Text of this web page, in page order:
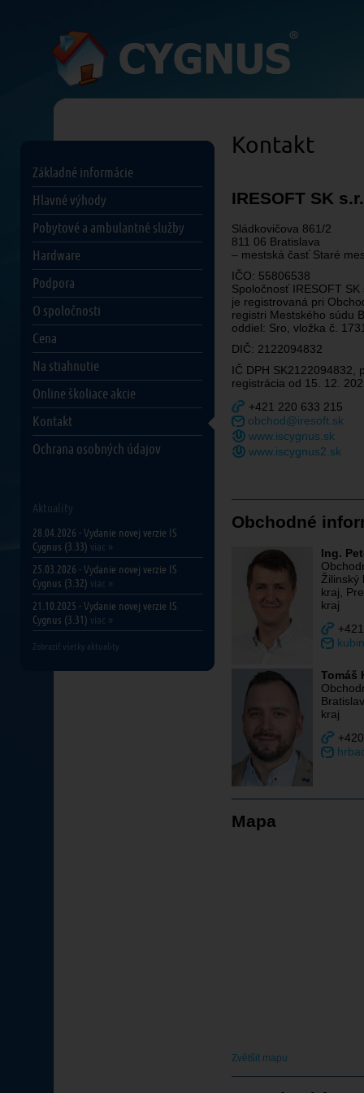
Základné informácie
Hlavné výhody
Pobytové a ambulantné služby
Hardware
Podpora
O spoločnosti
Cena
Na stiahnutie
Online školiace akcie
Kontakt
Ochrana osobných údajov
Aktuality
28.04.2026 - Vydanie novej verzie IS
Cygnus (3.33) viac »
25.03.2026 - Vydanie novej verzie IS
Cygnus (3.32) viac »
21.10.2025 - Vydanie novej verzie IS
Cygnus (3.31) viac »
Zobraziť všetky aktuality
Kontakt
IRESOFT SK
Sládkovičova 861/2
811 06 Bratislava
– mestská časť Staré
IČO: 55806538
Spoločnosť IRESOFT SK
je registrovaná pri
registri Mestského súdu
oddiel: Sro, vložka č.
DIČ: 2122094832
IČ DPH SK2122094832,
registrácia od 15. 12.
+421 220 633 215
obchod@iresoft.sk
www.iscygnus.sk
www.iscygnus2.sk
Obchodné
Ing.
Žilinský
kraj,
kraj
+421
Tomáš
kraj
+420
Mapa
Zvětšit mapu